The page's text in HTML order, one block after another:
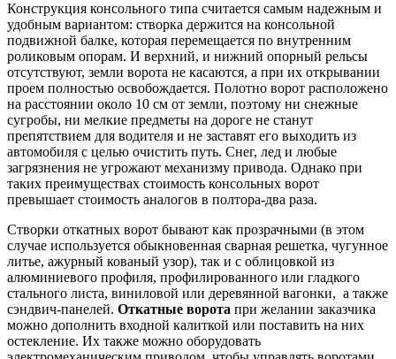
Конструкция консольного типа считается самым надежным и
удобным вариантом: створка держится на консольной
подвижной балке, которая перемещается по внутренним
роликовым опорам. И верхний, и нижний опорный рельсы
отсутствуют, земли ворота не касаются, а при их открывании
проем полностью освобождается. Полотно ворот расположено
на расстоянии около 10 см от земли, поэтому ни снежные
сугробы, ни мелкие предметы на дороге не станут
препятствием для водителя и не заставят его выходить из
автомобиля с целью очистить путь. Снег, лед и любые
загрязнения не угрожают механизму привода. Однако при
таких преимуществах стоимость консольных ворот
превышает стоимость аналогов в полтора-два раза.
Створки откатных ворот бывают как прозрачными (в этом
случае используется обыкновенная сварная решетка, чугунное
литье, ажурный кованый узор), так и с облицовкой из
алюминиевого профиля, профилированного или гладкого
стального листа, виниловой или деревянной вагонки, а также
сэндвич-панелей. Откатные ворота при желании заказчика
можно дополнить входной калиткой или поставить на них
остекление. Их также можно оборудовать